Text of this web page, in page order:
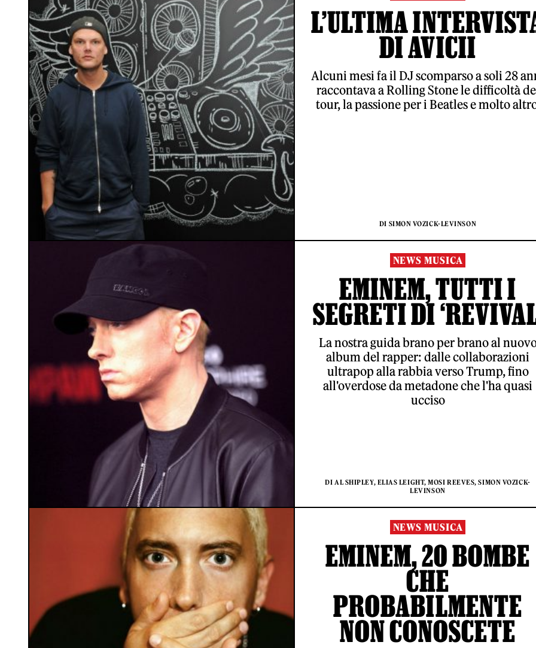
L’ULTIMA
DI AVICII
Alcuni mesi fa il DJ scomparso a soli 28
raccontava a Rolling Stone le difficoltà
tour, la passione per i Beatles e molto
DI SIMON VOZICK-LEVINSON
NEWS MUSICA
EMINEM, TUTTI I
SEGRETI DI
La nostra guida brano per brano al
album del rapper: dalle collaborazioni
ultrapop alla rabbia verso Trump, fino
all'overdose da metadone che l'ha quasi
ucciso
DI AL SHIPLEY, ELIAS LEIGHT, MOSI REEVES, SIMON VOZICK-
LEVINSON
NEWS MUSICA
EMINEM, 20 BOMBE
CHE
PROBABILMENTE
NON CONOSCETE